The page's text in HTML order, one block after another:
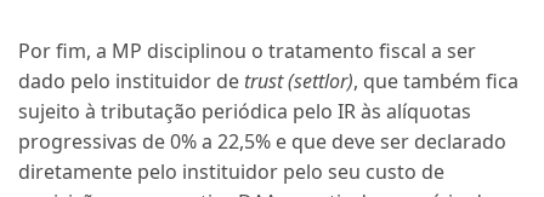
Por fim, a MP disciplinou o tratamento fiscal a ser
dado pelo instituidor de trust (settlor), que também fica
sujeito à tributação periódica pelo IR às alíquotas
progressivas de 0% a 22,5% e que deve ser declarado
diretamente pelo instituidor pelo seu custo de